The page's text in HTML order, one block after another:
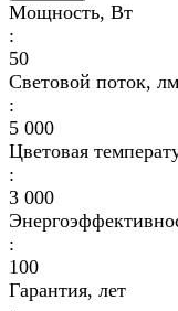
Мощность, Вт
:
50
Световой поток, лм
:
5 000
Цветовая
:
3 000
:
100
Гарантия, лет